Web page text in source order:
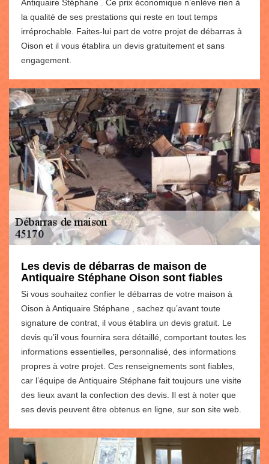
Antiquaire Stéphane . Ce prix économique n’enlève rien à
la qualité de ses prestations qui reste en tout temps
irréprochable. Faites-lui part de votre projet de débarras à
Oison et il vous établira un devis gratuitement et sans
engagement.
Les devis de débarras de maison de
Antiquaire Stéphane Oison sont fiables
Si vous souhaitez confier le débarras de votre maison à
Oison à Antiquaire Stéphane , sachez qu’avant toute
signature de contrat, il vous établira un devis gratuit. Le
devis qu’il vous fournira sera détaillé, comportant toutes les
informations essentielles, personnalisé, des informations
propres à votre projet. Ces renseignements sont fiables,
car l’équipe de Antiquaire Stéphane fait toujours une visite
des lieux avant la confection des devis. Il est à noter que
ses devis peuvent être obtenus en ligne, sur son site web.